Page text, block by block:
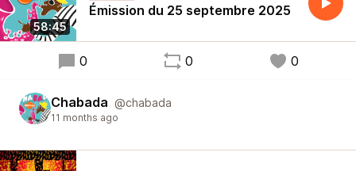
58:45
Émission du 25 septembre 2025
0 0 0
Chabada @chabada
11 months ago